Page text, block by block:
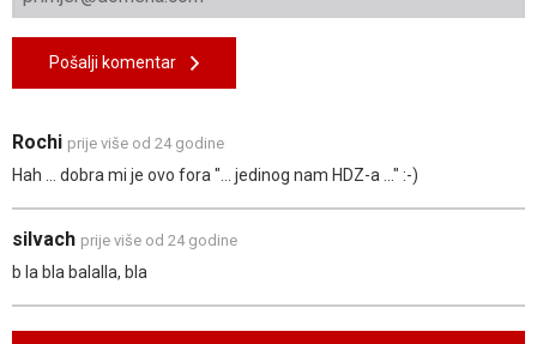
Pošalji komentar
Rochi prije više od 24 godine
Hah ... dobra mi je ovo fora "... jedinog nam HDZ-a ..." :-)
silvach prije više od 24 godine
b la bla balalla, bla